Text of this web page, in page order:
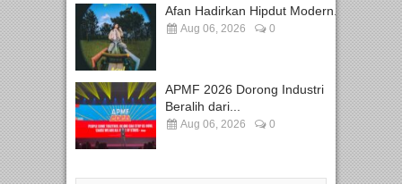
Afan Hadirkan Hipdut Modern...
Aug 06, 2026 0
APMF 2026 Dorong Industri
Beralih dari...
Aug 06, 2026 0